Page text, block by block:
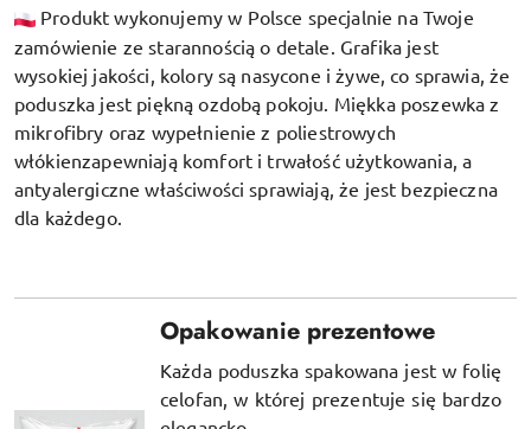
Produkt wykonujemy w Polsce specjalnie na Twoje
zamówienie ze starannością o detale. Grafika jest
wysokiej jakości, kolory są nasycone i żywe, co sprawia, że
poduszka jest piękną ozdobą pokoju. Miękka poszewka z
mikrofibry oraz wypełnienie z poliestrowych
włókienzapewniają komfort i trwałość użytkowania, a
antyalergiczne właściwości sprawiają, że jest bezpieczna
dla każdego.
Opakowanie prezentowe
Każda poduszka spakowana jest w folię
celofan, w której prezentuje się bardzo